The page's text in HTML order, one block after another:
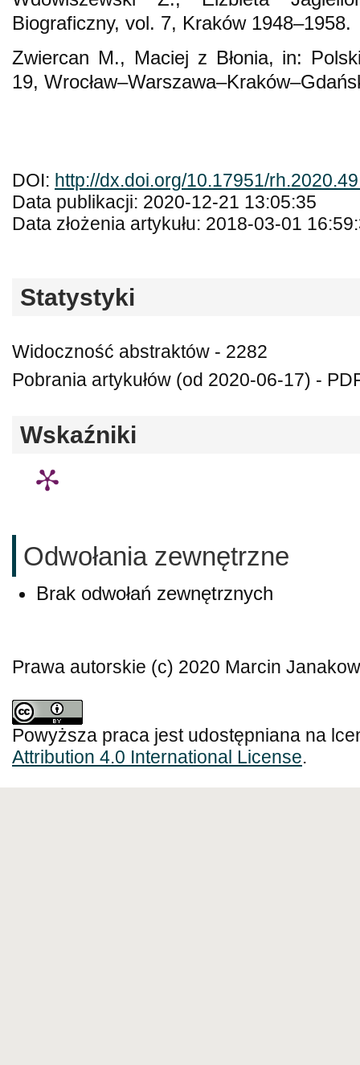
Biograficzny, vol. 7, Kraków 1948–1958.
Zwiercan M., Maciej z Błonia, in:
19,
DOI: http://dx.doi.org/10.17951/
Data publikacji: 2020-12-21 13:05:35
Data złożenia artykułu: 2018-03-01
Statystyki
Widoczność abstraktów - 2282
Pobrania artykułów (od 2020-06-17) -
Wskaźniki
Odwołania zewnętrzne
Brak odwołań zewnętrznych
Prawa autorskie (c) 2020 Marcin
Powyższa praca jest udostępniana na
Attribution 4.0 International License.